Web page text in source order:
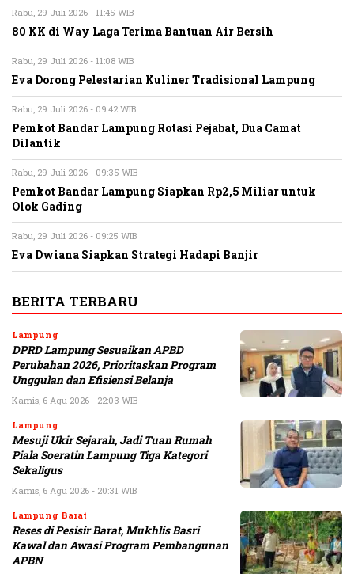
Rabu, 29 Juli 2026 - 11:45 WIB
80 KK di Way Laga Terima Bantuan Air Bersih
Rabu, 29 Juli 2026 - 11:08 WIB
Eva Dorong Pelestarian Kuliner Tradisional Lampung
Rabu, 29 Juli 2026 - 09:42 WIB
Pemkot Bandar Lampung Rotasi Pejabat, Dua Camat
Dilantik
Rabu, 29 Juli 2026 - 09:35 WIB
Pemkot Bandar Lampung Siapkan Rp2,5 Miliar untuk
Olok Gading
Rabu, 29 Juli 2026 - 09:25 WIB
Eva Dwiana Siapkan Strategi Hadapi Banjir
BERITA TERBARU
Lampung
DPRD Lampung Sesuaikan APBD
Perubahan 2026, Prioritaskan Program
Unggulan dan Efisiensi Belanja
Kamis, 6 Agu 2026 - 22:03 WIB
Lampung
Mesuji Ukir Sejarah, Jadi Tuan Rumah
Piala Soeratin Lampung Tiga Kategori
Sekaligus
Kamis, 6 Agu 2026 - 20:31 WIB
Lampung Barat
Reses di Pesisir Barat, Mukhlis Basri
Kawal dan Awasi Program Pembangunan
APBN